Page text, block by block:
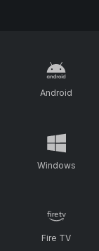
Android
Windows
Fire TV